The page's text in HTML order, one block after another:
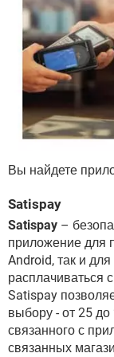
Вы найдете
Satispay
Satispay –
приложение для
Android, так и
расплачиваться
Satispay
выбору - от 25 до
связанного с
связанных